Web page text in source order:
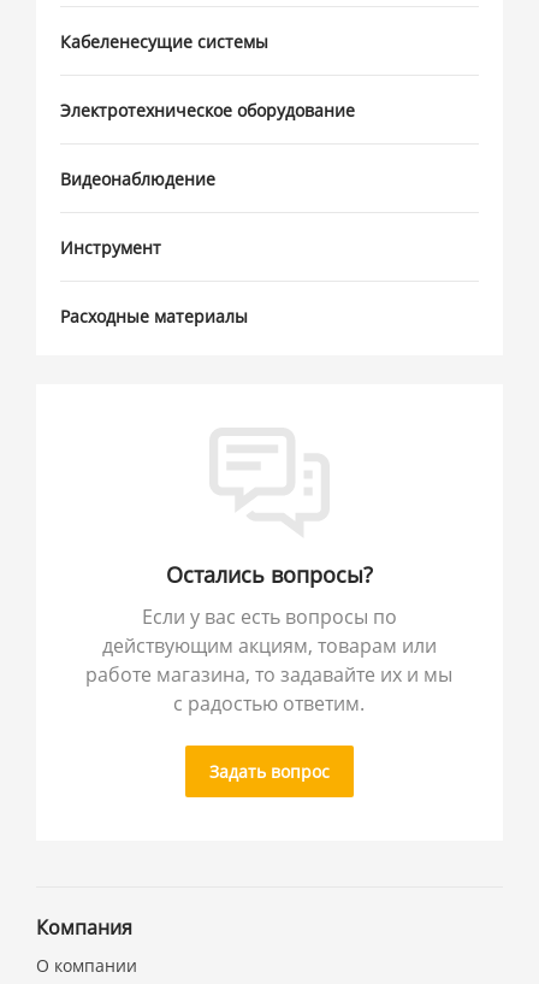
Кабеленесущие системы
Электротехническое оборудование
Видеонаблюдение
Инструмент
Расходные материалы
Остались вопросы?
Если у вас есть вопросы по
действующим акциям, товарам или
работе магазина, то задавайте их и мы
с радостью ответим.
Задать вопрос
Компания
О компании